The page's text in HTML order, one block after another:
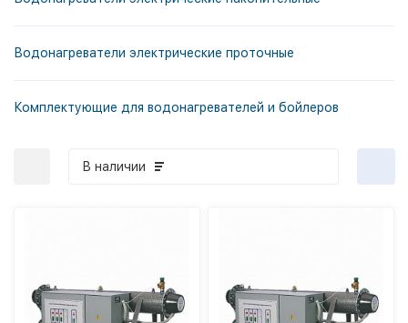
Водонагреватели электрические проточные
Комплектующие для водонагревателей и бойлеров
В наличии